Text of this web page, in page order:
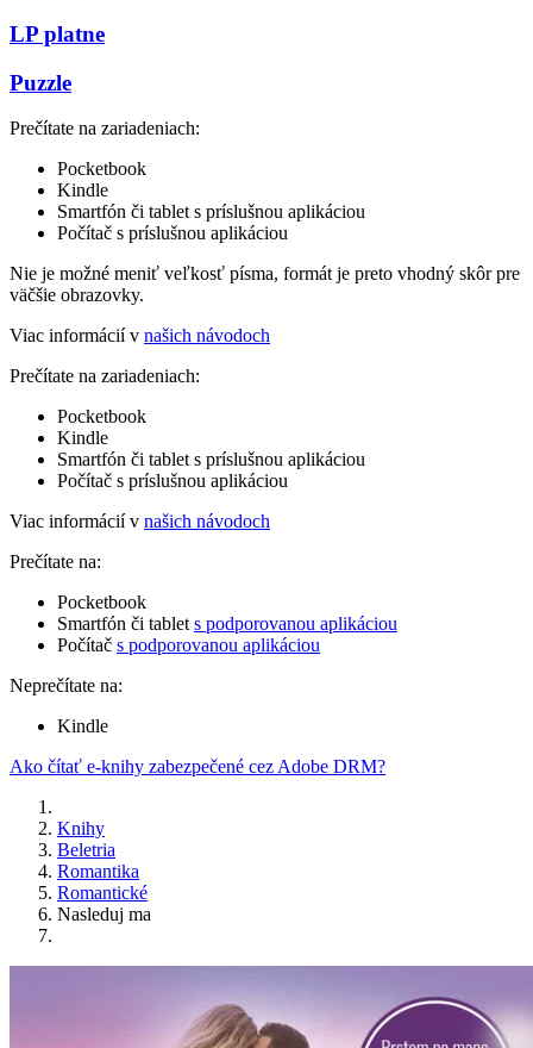
LP platne
Puzzle
Prečítate na zariadeniach:
Pocketbook
Kindle
Smartfón či tablet s príslušnou aplikáciou
Počítač s príslušnou aplikáciou
Nie je možné meniť veľkosť písma, formát je preto vhodný skôr pre
väčšie obrazovky.
Viac informácií v našich návodoch
Prečítate na zariadeniach:
Pocketbook
Kindle
Smartfón či tablet s príslušnou aplikáciou
Počítač s príslušnou aplikáciou
Viac informácií v našich návodoch
Prečítate na:
Pocketbook
Smartfón či tablet s podporovanou aplikáciou
Počítač s podporovanou aplikáciou
Neprečítate na:
Kindle
Ako čítať e-knihy zabezpečené cez Adobe DRM?
Knihy
Beletria
Romantika
Romantické
Nasleduj ma